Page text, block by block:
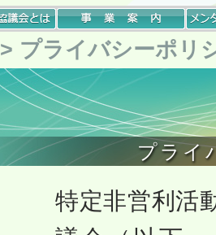
> プライバシーポリ
プライ
特定非営利活